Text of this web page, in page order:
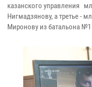
казанского управления
Нигмадзянову, а третье -
Миронову из батальона